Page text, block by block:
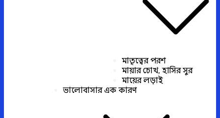
মাতৃত্বের পরশ
মায়ার চোখ, হাসির সুর
মায়ের লড়াই
ভালোবাসার এক কারণ